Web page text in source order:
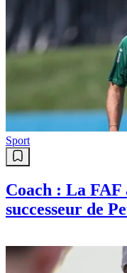
Sport
Coach : La FAF
successeur de